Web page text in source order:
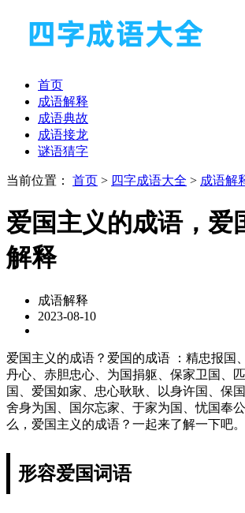
首页
成语解释
成语典故
成语接龙
谜语猜字
当前位置： 首页 > 四字成语大全 > 成语解
爱国主义的成语，爱
解释
成语解释
2023-08-10
爱国主义的成语？爱国的成语 ：精忠报国
丹心、赤胆忠心、为国捐躯、保家卫国、
国、爱国如家、忠心耿耿、以身许国、保
舍身为国、国尔忘家、于家为国、忧国奉
么，爱国主义的成语？一起来了解一下吧。
形容爱国词语